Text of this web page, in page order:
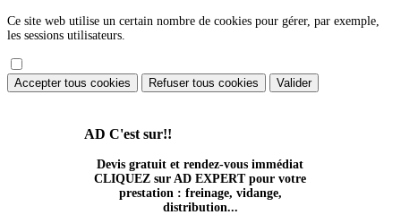
Ce site web utilise un certain nombre de cookies pour gérer, par exemple,
les sessions utilisateurs.
Accepter tous cookies Refuser tous cookies Valider
AD C'est sur!!
Devis gratuit et rendez-vous immédiat
CLIQUEZ sur AD EXPERT pour votre
prestation : freinage, vidange,
distribution...